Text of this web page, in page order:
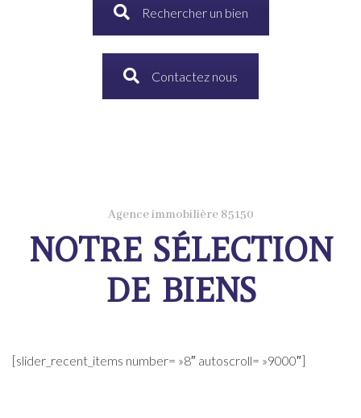
Rechercher un bien
Contactez nous
Agence immobilière 85150
NOTRE SÉLECTION
DE BIENS
[slider_recent_items number= »8″ autoscroll= »9000″]